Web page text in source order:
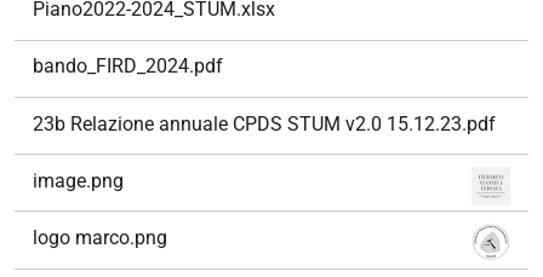
Piano2022-2024_STUM.xlsx
bando_FIRD_2024.pdf
23b Relazione annuale CPDS STUM v2.0 15.12.23.pdf
image.png
logo marco.png